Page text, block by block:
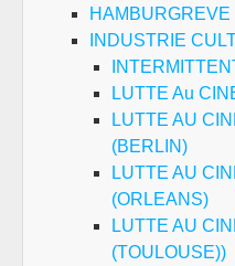
HAMBURGREVE
INDUSTRIE
LUTTE Au
LUTTE AU
(BERLIN)
LUTTE AU
(ORLEANS)
LUTTE AU
(TOULOUSE))